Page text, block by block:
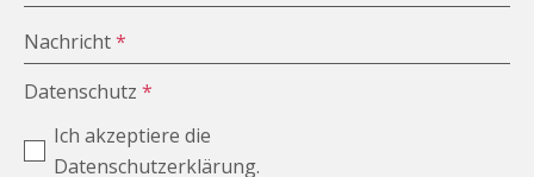
Nachricht*
Datenschutz*
Ich akzeptiere die
Datenschutzerklärung.